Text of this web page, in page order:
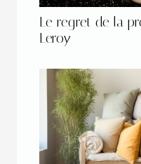
Le regret de la
Leroy